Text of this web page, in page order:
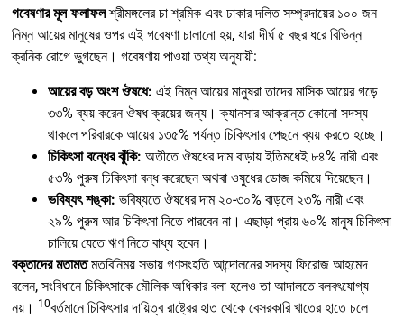
গবেষণার মূল ফলাফলশ্রীমঙ্গলের চা শ্রমিক এবং ঢাকার দলিত সম্প্রদায়ের ১০০ জন
নিম্ন আয়ের মানুষের ওপর এই গবেষণা চালানো হয়, যারা দীর্ঘ ৫ বছর ধরে বিভিন্ন
ক্রনিক রোগে ভুগছেন। গবেষণায় পাওয়া তথ্য অনুযায়ী:
আয়ের বড় অংশ ঔষধে: এই নিম্ন আয়ের মানুষরা তাদের মাসিক আয়ের গড়ে
৩৩% ব্যয় করেন ঔষধ ক্রয়ের জন্য। ক্যানসার আক্রান্ত কোনো সদস্য
থাকলে পরিবারকে আয়ের ১৩৫% পর্যন্ত চিকিৎসার পেছনে ব্যয় করতে হচ্ছে।
চিকিৎসা বন্ধের ঝুঁকি: অতীতে ঔষধের দাম বাড়ায় ইতিমধেই ৮৪% নারী এবং
৫৩% পুরুষ চিকিৎসা বন্ধ করেছেন অথবা ওষুধের ডোজ কমিয়ে দিয়েছেন।
ভবিষ্যৎ শঙ্কা: ভবিষ্যতে ঔষধের দাম ২০-৩০% বাড়লে ২৩% নারী এবং
২৯% পুরুষ আর চিকিৎসা নিতে পারবেন না। এছাড়া প্রায় ৬০% মানুষ চিকিৎসা
চালিয়ে যেতে ঋণ নিতে বাধ্য হবেন।
বক্তাদের মতামতমতবিনিময় সভায় গণসংহতি আন্দোলনের সদস্য ফিরোজ আহমেদ
বলেন, সংবিধানে চিকিৎসাকে মৌলিক অধিকার বলা হলেও তা আদালতে বলবৎযোগ্য
নয়।
10বর্তমানে চিকিৎসার দায়িত্ব রাষ্ট্রের হাত থেকে বেসরকারি খাতের হাতে চলে